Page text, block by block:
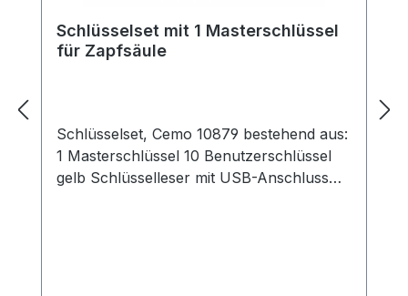
Schlüsselset mit 1 Masterschlüssel
für Zapfsäule
Schlüsselset, Cemo 10879 bestehend aus:
1 Masterschlüssel 10 Benutzerschlüssel
gelb Schlüsselleser mit USB-Anschluss